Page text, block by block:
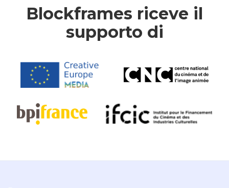
Blockframes riceve il
supporto di